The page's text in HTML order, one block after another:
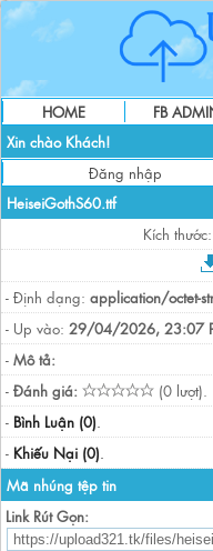
HOME FB
Xin chào Khách!
Đăng nhập
HeiseiGothS60.ttf
Kích thước:
- Định dạng: application/octet-
- Up vào: 29/04/2026, 23:07
- Mô tả:
- Đánh giá:
(0 lượt).
- Bình Luận (0).
- Khiếu Nại (0).
Mã nhúng tệp tin
Link Rút Gọn: